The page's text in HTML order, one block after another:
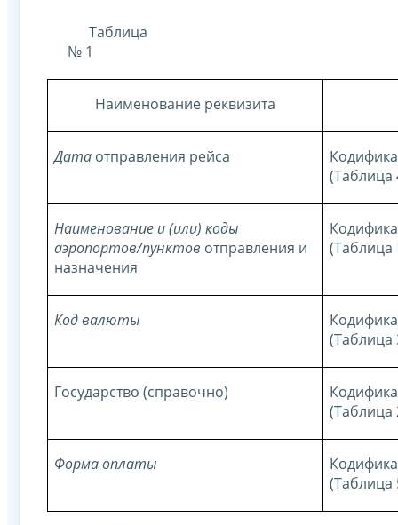
Таблица
№ 1
Наименование реквизита
Дата отправления рейса
Наименование и (или) коды
аэропортов/пунктов отправления и
назначения
Код валюты
Государство (справочно)
Форма оплаты